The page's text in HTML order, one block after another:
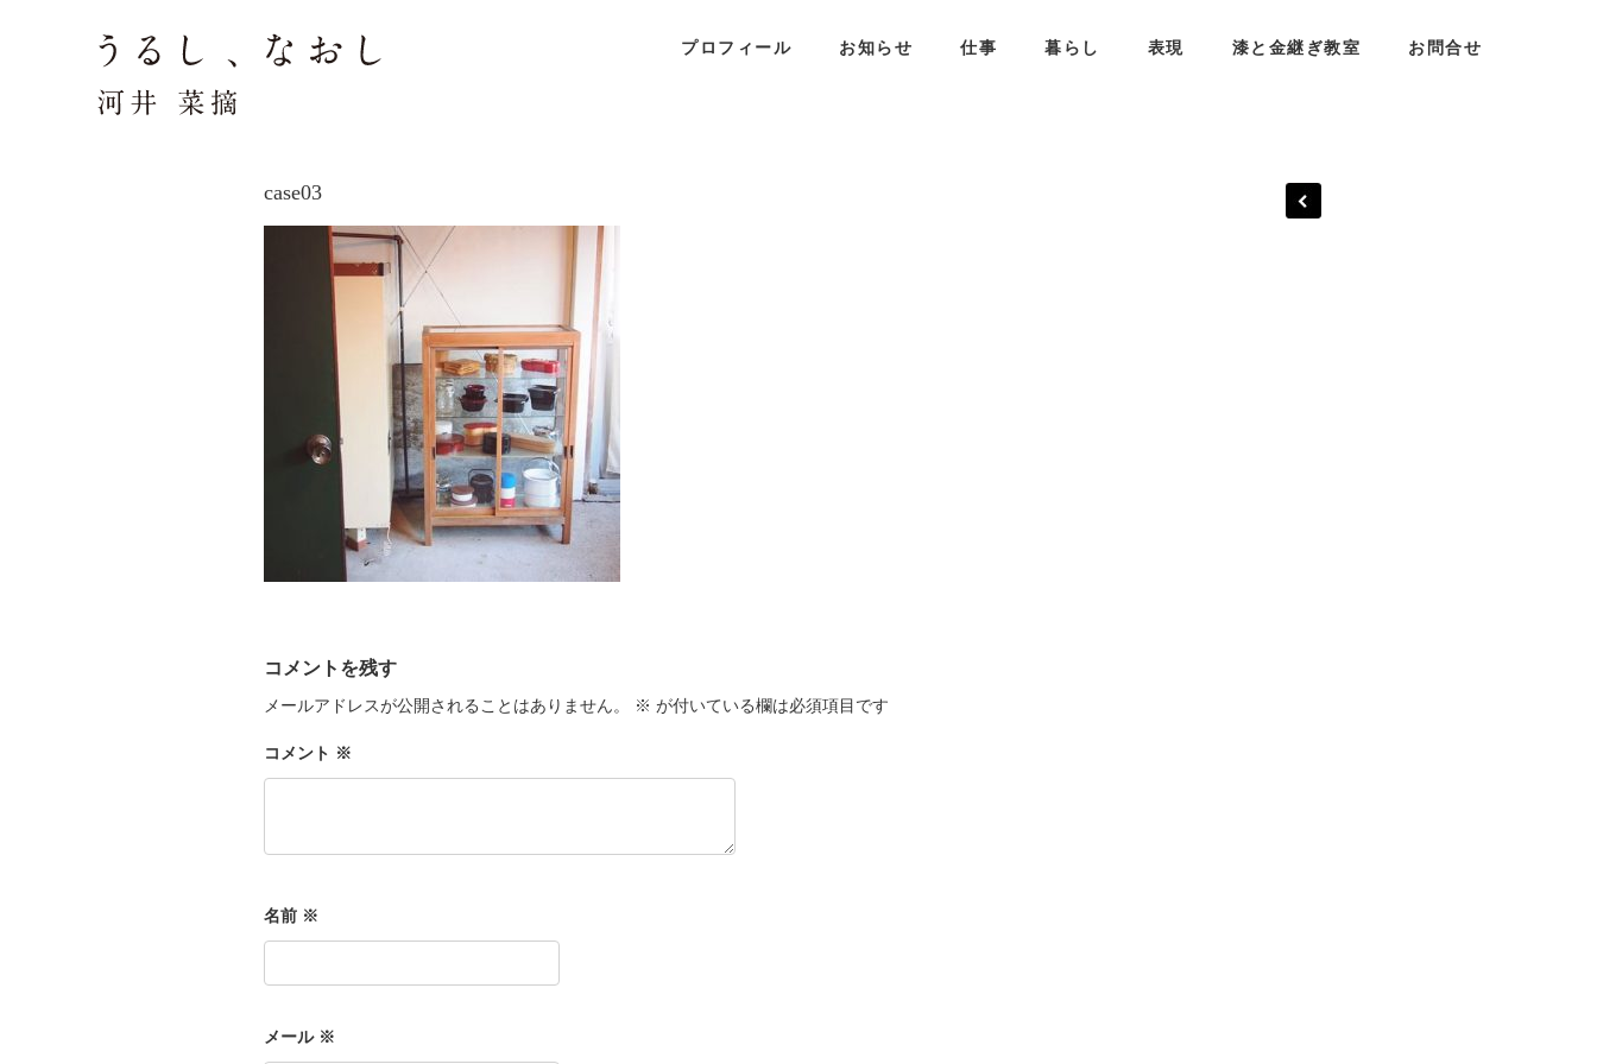
プロフィール お知らせ 仕事 暮らし 表現 漆と金継ぎ教室 お問合せ
case03
コメントを残す
メールアドレスが公開されることはありません。 ※ が付いている欄は必須項目です
コメント ※
名前 ※
メール ※